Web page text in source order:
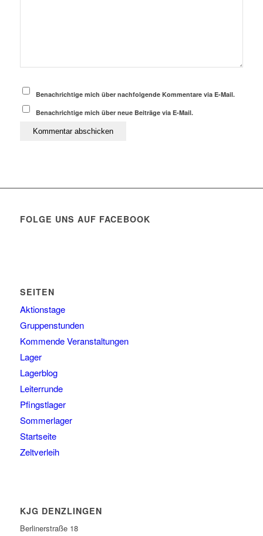
Benachrichtige mich über nachfolgende Kommentare via E-Mail.
Benachrichtige mich über neue Beiträge via E-Mail.
FOLGE UNS AUF FACEBOOK
SEITEN
Aktionstage
Gruppenstunden
Kommende Veranstaltungen
Lager
Lagerblog
Leiterrunde
Pfingstlager
Sommerlager
Startseite
Zeltverleih
KJG DENZLINGEN
Berlinerstraße 18